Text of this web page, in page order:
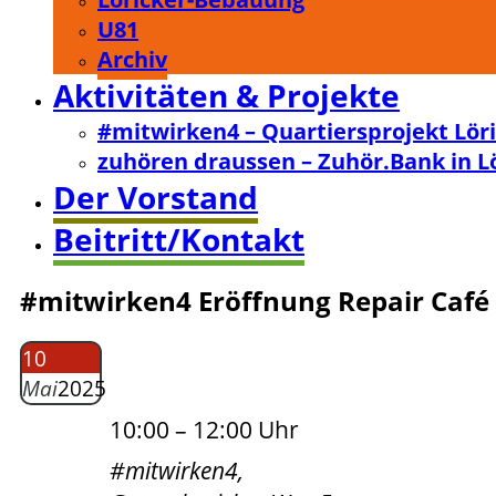
U81
Archiv
Aktivitäten & Projekte
#mitwirken4 – Quartiersprojekt
zuhören draussen – Zuhör.Bank in
Der Vorstand
Beitritt/Kontakt
#mitwirken4 Eröffnung Repair Café
10
Mai2025
10:00 – 12:00 Uhr
#mitwirken4,